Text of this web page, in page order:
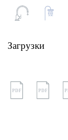
Загрузки
PDF PDF